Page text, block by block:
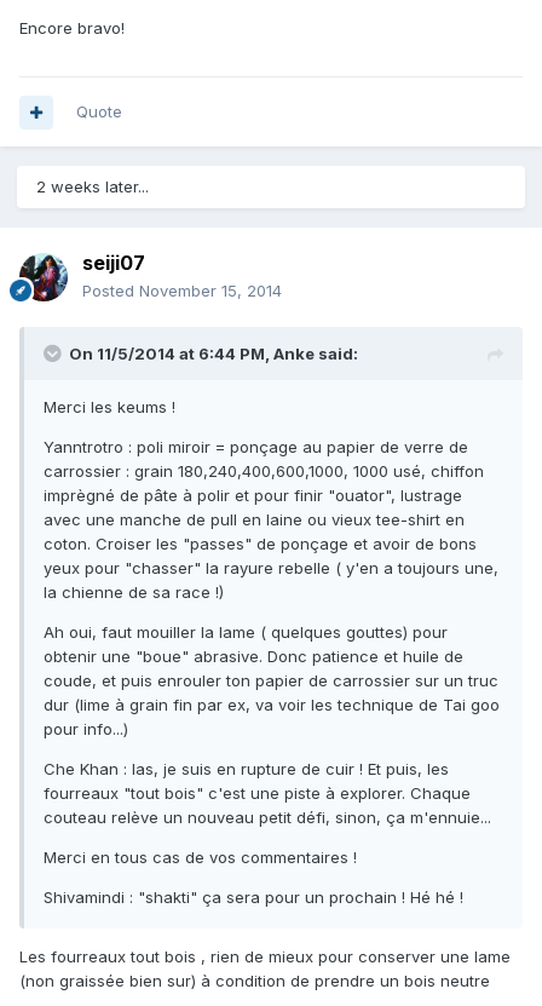
Encore bravo!
Quote
2 weeks later...
seiji07
Posted November 15, 2014
On 11/5/2014 at 6:44 PM, Anke said:
Merci les keums !
Yanntrotro : poli miroir = ponçage au papier de verre de
carrossier : grain 180,240,400,600,1000, 1000 usé, chiffon
imprègné de pâte à polir et pour finir "ouator", lustrage
avec une manche de pull en laine ou vieux tee-shirt en
coton. Croiser les "passes" de ponçage et avoir de bons
yeux pour "chasser" la rayure rebelle ( y'en a toujours une,
la chienne de sa race !)
Ah oui, faut mouiller la lame ( quelques gouttes) pour
obtenir une "boue" abrasive. Donc patience et huile de
coude, et puis enrouler ton papier de carrossier sur un truc
dur (lime à grain fin par ex, va voir les technique de Tai goo
pour info...)
Che Khan : las, je suis en rupture de cuir ! Et puis, les
fourreaux "tout bois" c'est une piste à explorer. Chaque
couteau relève un nouveau petit défi, sinon, ça m'ennuie...
Merci en tous cas de vos commentaires !
Shivamindi : "shakti" ça sera pour un prochain ! Hé hé !
Les fourreaux tout bois , rien de mieux pour conserver une lame
(non graissée bien sur) à condition de prendre un bois neutre